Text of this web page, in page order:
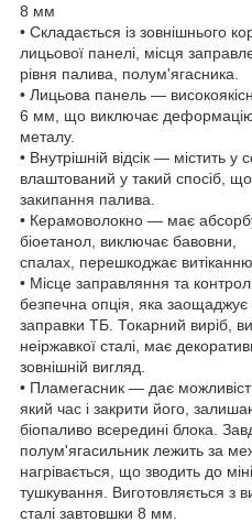
8 мм
• Складається із зовнішнього
лицьової панелі, місця
рівня палива, полум'ягасника.
• Лицьова панель —
6 мм, що виключає
металу.
• Внутрішній відсік — містить у
влаштований у такий спосіб,
закипання палива.
• Керамоволокно — має
біоетанол, виключає бавовни,
спалах, перешкоджає витіканню
• Місце заправляння та
безпечна опція, яка заощаджує
заправки ТБ. Токарний виріб,
неіржавкої сталі, має
зовнішній вигляд.
• Пламегасник — дає
який час і закрити його,
біопаливо всередині блока.
полум'ягасильник лежить за
нагрівається, що зводить до
тушкування. Виготовляється з
сталі завтовшки 8 мм.